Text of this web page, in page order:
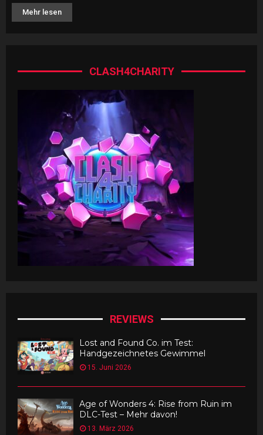
Mehr lesen
CLASH4CHARITY
REVIEWS
Lost and Found Co. im Test:
Handgezeichnetes Gewimmel
15. Juni 2026
Age of Wonders 4: Rise from Ruin im
DLC-Test – Mehr davon!
13. März 2026